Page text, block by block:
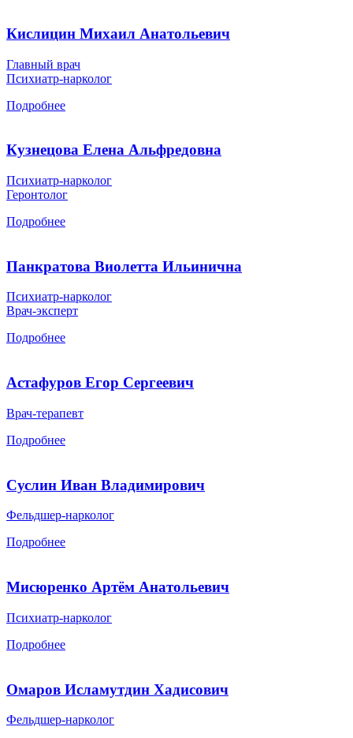
Кислицин Михаил Анатольевич
Главный врач
Психиатр-нарколог
Подробнее
Кузнецова Елена Альфредовна
Психиатр-нарколог
Геронтолог
Подробнее
Панкратова Виолетта Ильинична
Психиатр-нарколог
Врач-эксперт
Подробнее
Астафуров Егор Сергеевич
Врач-терапевт
Подробнее
Суслин Иван Владимирович
Фельдшер-нарколог
Подробнее
Мисюренко Артём Анатольевич
Психиатр-нарколог
Подробнее
Омаров Исламутдин Хадисович
Фельдшер-нарколог